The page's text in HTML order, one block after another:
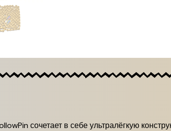
сочетает в себе ультралёгкую